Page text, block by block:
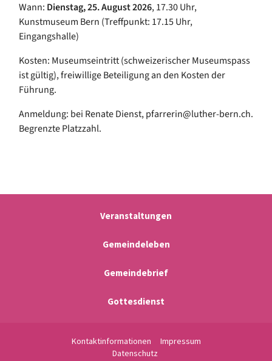
Wann: Dienstag, 25. August 2026, 17.30 Uhr,
Kunstmuseum Bern (Treffpunkt: 17.15 Uhr,
Eingangshalle)
Kosten: Museumseintritt (schweizerischer Museumspass
ist gültig), freiwillige Beteiligung an den Kosten der
Führung.
Anmeldung: bei Renate Dienst, pfarrerin@luther-bern.ch.
Begrenzte Platzzahl.
Veranstaltungen
Gemeindeleben
Gemeindebrief
Gottesdienst
Kontaktinformationen
Impressum
Datenschutz